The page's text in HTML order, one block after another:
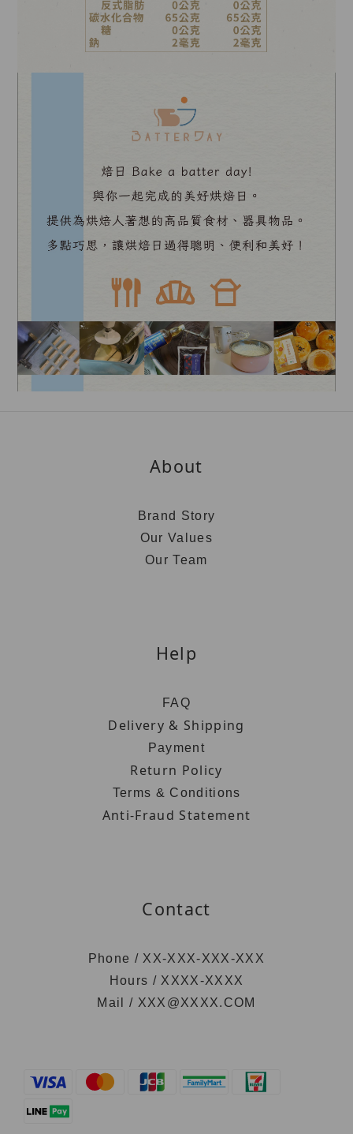
About
Brand Story
Our Values
Our Team
Help
FAQ
Delivery & Shipping
Payment
Return Policy
Terms & Conditions
Anti-Fraud Statement
Contact
Phone / XX-XXX-XXX-XXX
Hours / XXXX-XXXX
Mail / XXX@XXXX.COM